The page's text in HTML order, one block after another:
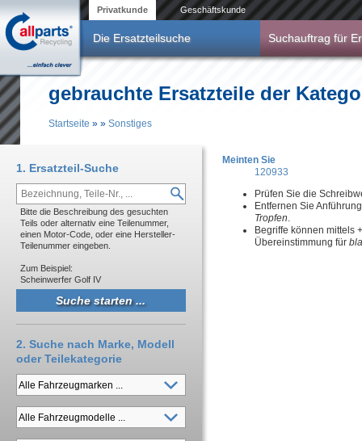
Privatkunde Geschäftskunde
Die Ersatzteilsuche Suchauftrag für
gebrauchte Ersatzteile der
Startseite » » Sonstiges
Meinten Sie
120933
Prüfen Sie die
Entfernen Sie
Tropfen.
Begriffe können mittels
Übereinstimmung für
1. Ersatzteil-Suche
Bitte die Beschreibung des gesuchten
Teils oder alternativ eine Teilenummer,
einen Motor-Code, oder eine Hersteller-
Teilenummer eingeben.
Zum Beispiel:
Scheinwerfer Golf IV
2. Suche nach Marke, Modell
oder Teilekategorie